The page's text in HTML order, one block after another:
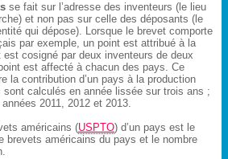
se fait sur l’adresse des inventeurs (le lieu
et non pas sur celle des déposants (le
qui dépose). Lorsque le brevet comporte
par exemple, un point est attribué à la
cosigné par deux inventeurs de deux
est affecté à chacun des pays. Ce
la contribution d’un pays à la production
sont calculés en année lissée sur trois ans ;
2011, 2012 et 2013.
américains (USPTO) d’un pays est le
brevets américains du pays et le nombre